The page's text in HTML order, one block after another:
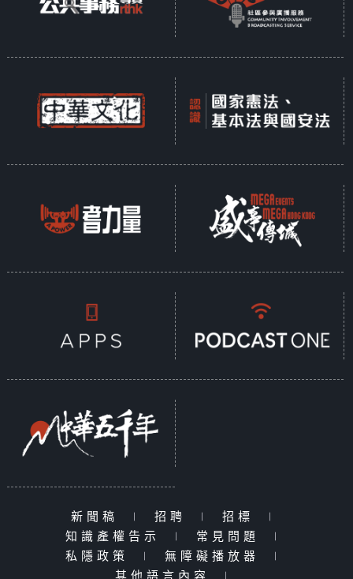
新聞稿 | 招聘 | 招標
|
知識產權告示
| 常見問題
|
私隱政策
| 無障礙播放器
|